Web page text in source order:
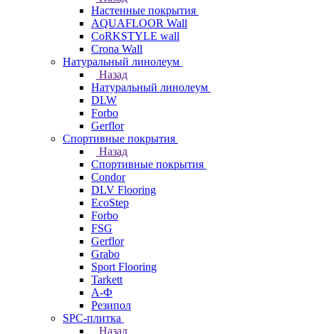
Настенные покрытия
AQUAFLOOR Wall
CoRKSTYLE wall
Crona Wall
Натуральный линолеум
Назад
Натуральный линолеум
DLW
Forbo
Gerflor
Спортивные покрытия
Назад
Спортивные покрытия
Condor
DLV Flooring
EcoStep
Forbo
FSG
Gerflor
Grabo
Sport Flooring
Tarkett
А-Ф
Резипол
SPC-плитка
Назад